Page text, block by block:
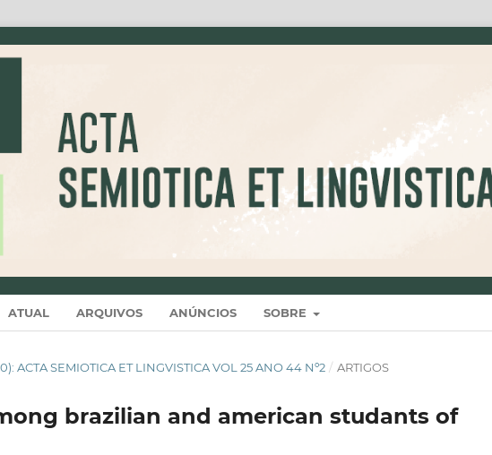
ATUAL ARQUIVOS ANÚNCIOS SOBRE
ACTA SEMIOTICA ET LINGVISTICA VOL 25 ANO 44 Nº2 / ARTIGOS
brazilian and american studants of